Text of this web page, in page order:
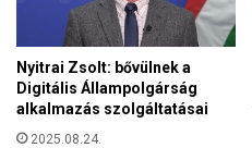
Nyitrai Zsolt: bővülnek a
Digitális Állampolgárság
alkalmazás szolgáltatásai
2025.08.24.